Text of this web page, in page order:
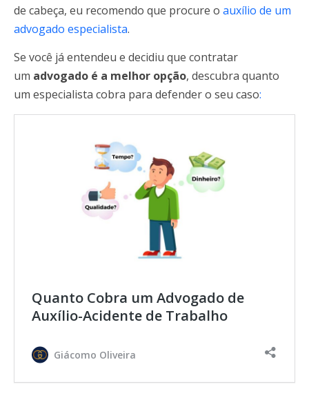
de cabeça, eu recomendo que procure o auxílio de um
advogado especialista.
Se você já entendeu e decidiu que contratar
um advogado é a melhor opção, descubra quanto
um especialista cobra para defender o seu caso:
Quanto Cobra um Advogado de
Auxílio-Acidente de Trabalho
Giácomo Oliveira